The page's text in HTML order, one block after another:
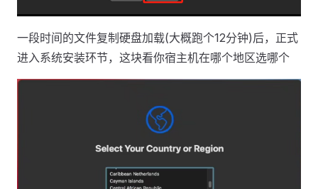
一段时间的文件复制硬盘加载(大概跑个12分钟)后，正式
进入系统安装环节，这块看你宿主机在哪个地区选哪个